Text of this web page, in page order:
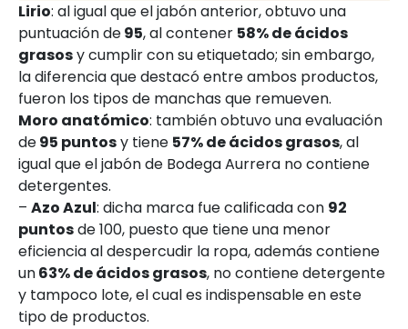
Lirio: al igual que el jabón anterior, obtuvo una
puntuación de95, al contener 58% de ácidos
grasosy cumplir con su etiquetado; sin embargo,
la diferencia que destacó entre ambos productos,
fueron los tipos de manchas que remueven.
Moro anatómico: también obtuvo una evaluación
de95 puntosy tiene 57% de ácidos grasos, al
igual que el jabón de Bodega Aurrera no contiene
detergentes.
– Azo Azul: dicha marca fue calificada con 92
puntosde 100, puesto que tiene una menor
eficiencia al despercudir la ropa, además contiene
un63% de ácidos grasos, no contiene detergente
y tampoco lote, el cual es indispensable en este
tipo de productos.